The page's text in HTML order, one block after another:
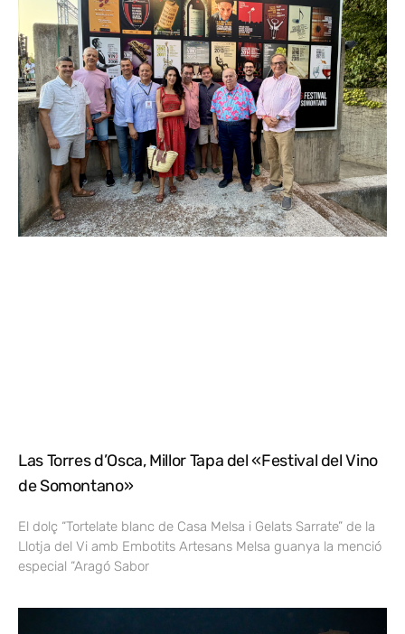
Las Torres d’Osca, Millor Tapa del «Festival del Vino
de Somontano»
El dolç “Tortelate blanc de Casa Melsa i Gelats Sarrate” de la
Llotja del Vi amb Embotits Artesans Melsa guanya la menció
especial “Aragó Sabor